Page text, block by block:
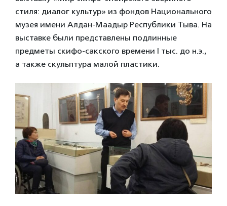
стиля: диалог культур» из фондов Национального
музея имени Алдан-Маадыр Республики Тыва. На
выставке были представлены подлинные
предметы скифо-сакского времени I тыс. до н.э.,
а также скульптура малой пластики.